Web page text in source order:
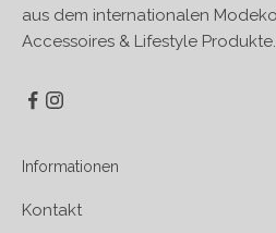
aus dem internationalen
Accessoires & Lifestyle Produkte.
Informationen
Kontakt